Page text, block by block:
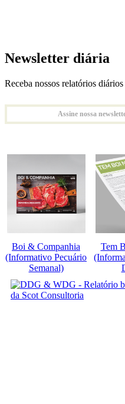
Newsletter diária
Receba nossos relatórios
Assine nossa
Boi & Companhia
(Informativo Pecuário
Semanal)
Tem